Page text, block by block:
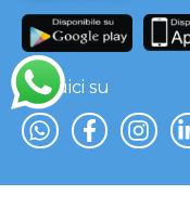
Seguici su